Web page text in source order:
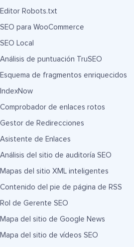
Editor Robots.txt
SEO para WooCommerce
SEO Local
Análisis de puntuación TruSEO
Esquema de fragmentos enriquecidos
IndexNow
Comprobador de enlaces rotos
Gestor de Redirecciones
Asistente de Enlaces
Análisis del sitio de auditoría SEO
Mapas del sitio XML inteligentes
Contenido del pie de página de RSS
Rol de Gerente SEO
Mapa del sitio de Google News
Mapa del sitio de vídeos SEO